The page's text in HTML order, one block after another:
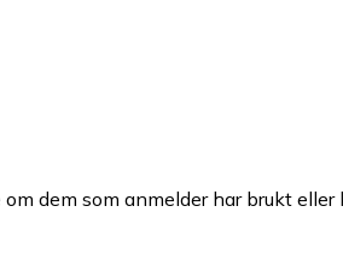
dem som anmelder har brukt